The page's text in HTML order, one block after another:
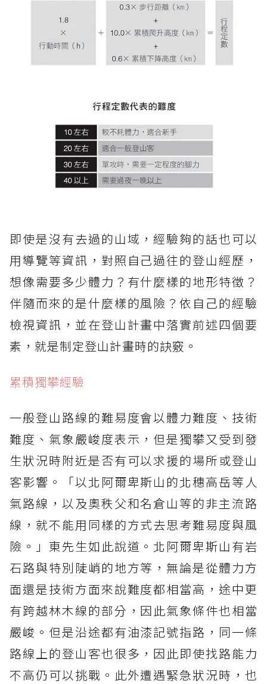
即使是沒有去過的山域，經驗夠的話也可以
用導覽等資訊，對照自己過往的登山經歷，
想像需要多少體力？有什麼樣的地形特徵？
伴隨而來的是什麼樣的風險？依自己的經驗
檢視資訊，並在登山計畫中落實前述四個要
素，就是制定登山計畫時的訣竅。
累積獨攀經驗
一般登山路線的難易度會以體力難度、技術
難度、氣象嚴峻度表示，但是獨攀又受到發
生狀況時附近是否有可以求援的場所或登山
客影響。「以北阿爾卑斯山的北穗高岳等人
氣路線，以及奧秩父和名倉山等的非主流路
線，就不能用同樣的方式去思考難易度與風
險。」東先生如此說道。北阿爾卑斯山有岩
石路與特別陡峭的地方等，無論是從體力方
面還是技術方面來說難度都相當高，途中更
有跨越林木線的部分，因此氣象條件也相當
嚴峻。但是沿途都有油漆記號指路，同一條
路線上的登山客也很多，因此即使找路能力
不高仍可以挑戰。此外遭遇緊急狀況時，也